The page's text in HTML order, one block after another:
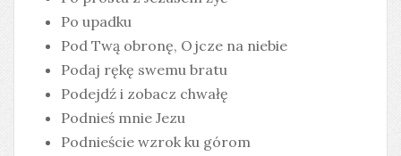
Po upadku
Pod Twą obronę, Ojcze na niebie
Podaj rękę swemu bratu
Podejdź i zobacz chwałę
Podnieś mnie Jezu
Podnieście wzrok ku górom